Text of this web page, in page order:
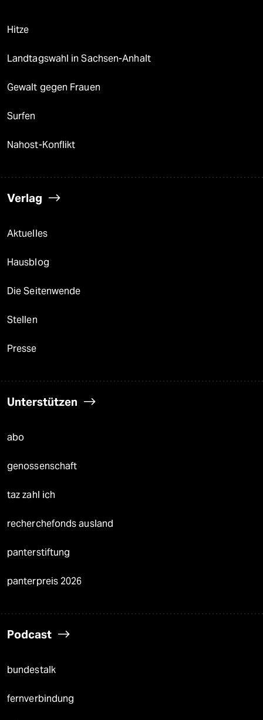
Hitze
Landtagswahl in Sachsen-Anhalt
Gewalt gegen Frauen
Surfen
Nahost-Konflikt
Verlag
Aktuelles
Hausblog
Die Seitenwende
Stellen
Presse
Unterstützen
abo
genossenschaft
taz zahl ich
recherchefonds ausland
panterstiftung
panterpreis 2026
Podcast
bundestalk
fernverbindung